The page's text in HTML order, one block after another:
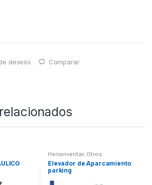
deseos Comparar
Herramientas Otros
Elevador de Aparcamiento
parking